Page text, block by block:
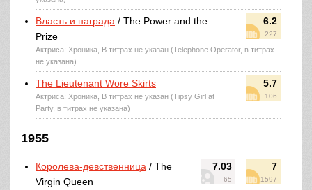
6.2
227
Власть и награда / The Power and the
Prize
Актриса: Хроника, В титрах не указан (Telephone Operator, в титрах
не указана)
5.7
106
The Lieutenant Wore Skirts
Актриса: Хроника, В титрах не указан (Tipsy Girl at
Party, в титрах не указана)
1955
7.03
65
7
1597
Королева-девственница / The
Virgin Queen